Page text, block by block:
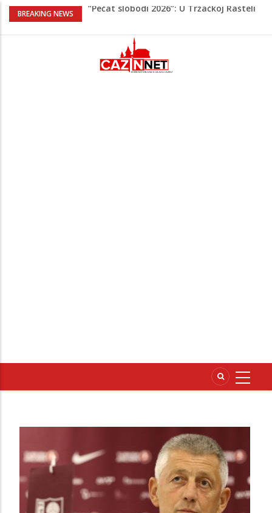
BREAKING NEWS
“Pečat slobodi 2026”: U Tržačkoj Rašteli
Unsko-sanskog kantona
Porodica iz Krajine u centru afere,
gradonačelnik Kelna pokrenuo istragu
Čestitka povodom Dana Grada Cazina